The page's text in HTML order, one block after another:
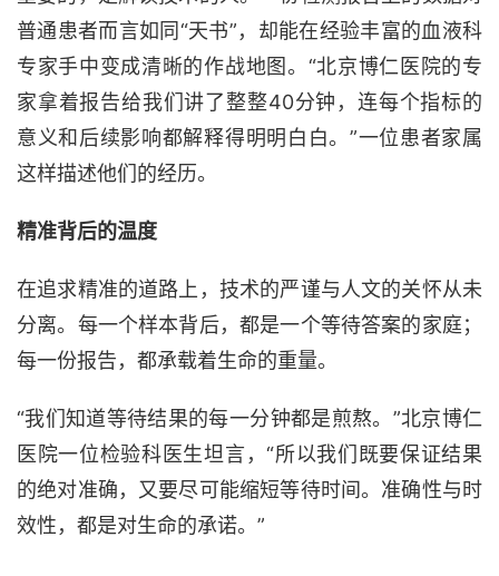
普通患者而言如同“天书”，却能在经验丰富的血液科
专家手中变成清晰的作战地图。“北京博仁医院的专
家拿着报告给我们讲了整整40分钟，连每个指标的
意义和后续影响都解释得明明白白。”一位患者家属
这样描述他们的经历。
精准背后的温度
在追求精准的道路上，技术的严谨与人文的关怀从未
分离。每一个样本背后，都是一个等待答案的家庭；
每一份报告，都承载着生命的重量。
“我们知道等待结果的每一分钟都是煎熬。”北京博仁
医院一位检验科医生坦言，“所以我们既要保证结果
的绝对准确，又要尽可能缩短等待时间。准确性与时
效性，都是对生命的承诺。”